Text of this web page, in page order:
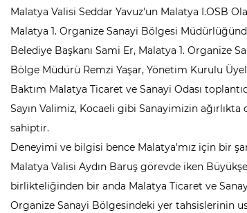
Malatya Valisi Seddar Yavuz'un Malatya I.OSB
Malatya 1. Organize Sanayi Bölgesi
Belediye Başkanı Sami Er, Malatya 1. Organize
Bölge Müdürü Remzi Yaşar, Yönetim Kurulu
Baktım Malatya Ticaret ve Sanayi Odası
Sayın Valimiz, Kocaeli gibi Sanayimizin
sahiptir.
Deneyimi ve bilgisi bence Malatya'mız için bir
Malatya Valisi Aydın Baruş görevde iken
birlikteliğinden bir anda Malatya Ticaret ve
Organize Sanayi Bölgesindeki yer tahsislerinin